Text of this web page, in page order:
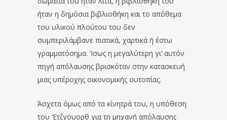
ήταν η δημόσια βιβλιοθήκη και το απόθεμα
του υλικού πλούτου του δεν
συμπεριλάμβανε πιατικά, χαρτικά ή έστω
γραμματόσημα. ‘Ισως η μεγαλύτερη γι’ αυτόν
πηγή απόλαυσης βρισκόταν στην κατασκευή
μιας υπέροχης οικονομικής ουτοπίας.
Άσχετα όμως από τα κίνητρά του, η υπόθεση
του ‘Ετζγουορθ για τη μηχανή απόλαυσης